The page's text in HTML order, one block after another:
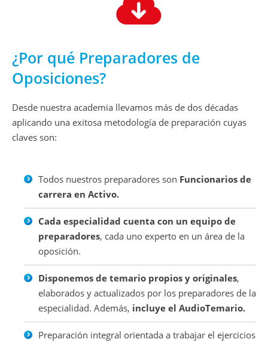
¿Por qué Preparadores de
Oposiciones?
Desde nuestra academia llevamos más de dos décadas
aplicando una exitosa metodología de preparación cuyas
claves son:
Todos nuestros preparadores son Funcionarios de
carrera en Activo.
Cada especialidad cuenta con un equipo de
preparadores, cada uno experto en un área de la
oposición.
Disponemos de temario propios y originales,
elaborados y actualizados por los preparadores de la
especialidad. Además, incluye el AudioTemario.
Preparación integral orientada a trabajar el ejercicios